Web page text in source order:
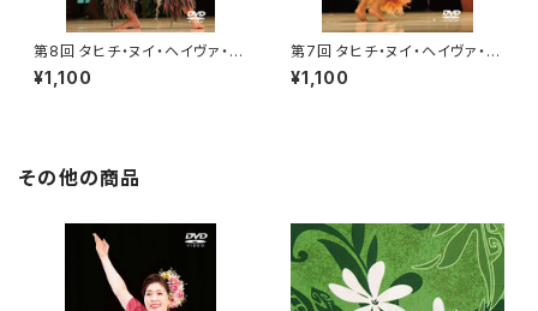
第8回 タヒチ・ヌイ・ヘイヴァ・
イ・ジャパン 2013 DVD
¥1,100
第7回 タヒチ・ヌイ・ヘイヴァ・
イ・ジャパン 2012 DVD
¥1,100
その他の商品